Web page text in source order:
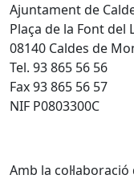
Ajuntament de
Plaça de la Font del
08140 Caldes de
Tel. 93 865 56 56
Fax 93 865 56 57
NIF P0803300C
Amb la col·laboració